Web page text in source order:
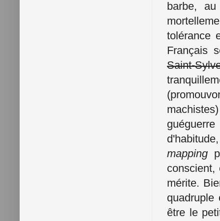
barbe,
tolérance
Français
Saint-
mapping
mérite.
être le